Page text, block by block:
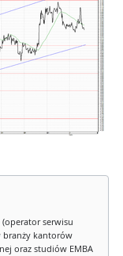
(operator serwisu
branży kantorów
oraz studiów EMBA